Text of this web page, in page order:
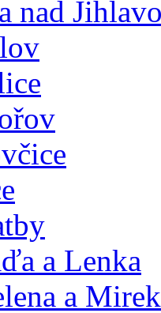
nad
a Lenka
a Mirek